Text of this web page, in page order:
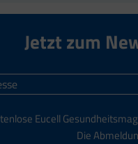
Jetzt zum
Eucell
Die